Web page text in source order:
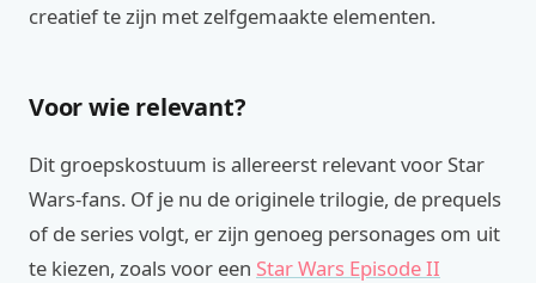
creatief te zijn met zelfgemaakte elementen.
Voor wie relevant?
Dit groepskostuum is allereerst relevant voor Star
Wars-fans. Of je nu de originele trilogie, de prequels
of de series volgt, er zijn genoeg personages om uit
te kiezen, zoals voor een Star Wars Episode II